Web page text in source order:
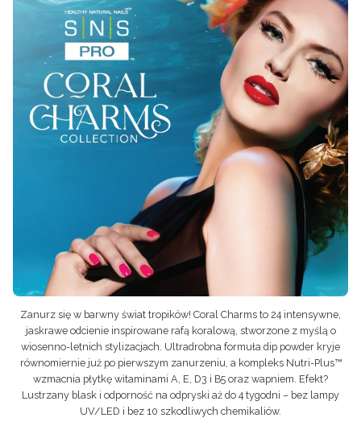
Zanurz się w barwny świat tropików! Coral Charms to 24 intensywne,
jaskrawe odcienie inspirowane rafą koralową, stworzone z myślą o
wiosenno-letnich stylizacjach. Ultradrobna formuła dip powder kryje
równomiernie już po pierwszym zanurzeniu, a kompleks Nutri-Plus™
wzmacnia płytkę witaminami A, E, D3 i B5 oraz wapniem. Efekt?
Lustrzany blask i odporność na odpryski aż do 4 tygodni – bez lampy
UV/LED i bez 10 szkodliwych chemikaliów.